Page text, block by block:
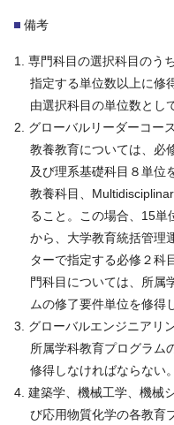
備考
専門科目の選択科目のう
指定する単位数以上に修
由選択科目の単位数とし
グローバルリーダーコー
教養教育については、必
及び理系基礎科目８単位
教養科目、
ること。この場合、15単
から、大学教育統括管理
ターで指定する必修２科
門科目については、所属
ムの修了要件単位を修得
グローバルエンジニアリ
所属学科教育プログラム
修得しなければならない。
建築学、機械工学、機械
び応用物質化学の各教育